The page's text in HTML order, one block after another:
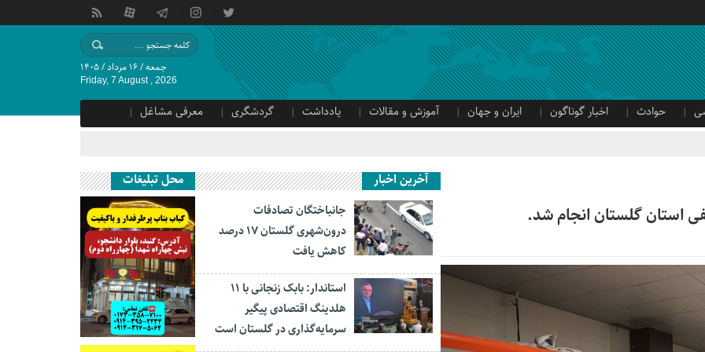
جمعه / ۱۶ مرداد / ۱۴۰۵
Friday, 7 August , 2026
حوادث اخبار گوناگون ایران و جهان آموزش و مقالات یادداشت گردشگری
معرفی مشاغل
آخرین اخبار
جانباختگان تصادفات
درون‌شهری گلستان ۱۷ درصد
کاهش یافت
استاندار: بابک زنجانی با ۱۱
هلدینگ اقتصادی پیگیر
سرمایه‌گذاری در گلستان است
محل تبلیغات